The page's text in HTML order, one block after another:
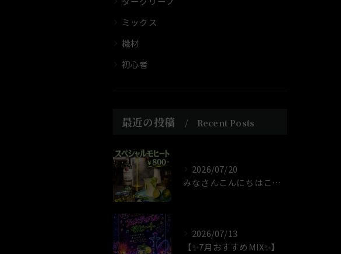
ミックス
機材
初心者
最近の投稿 Recent Posts
2026/07/20
みなさんこんにちはこんばんは！！店長のじゃすです！！
2026/07/13
【✨7月おすすめMIX✨】